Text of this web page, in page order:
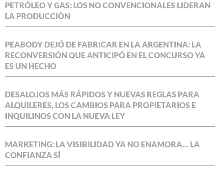
PETRÓLEO Y GAS: LOS NO CONVENCIONALES LIDERAN
LA PRODUCCIÓN
PEABODY DEJÓ DE FABRICAR EN LA ARGENTINA: LA
RECONVERSIÓN QUE ANTICIPÓ EN EL CONCURSO YA
ES UN HECHO
DESALOJOS MÁS RÁPIDOS Y NUEVAS REGLAS PARA
ALQUILERES, LOS CAMBIOS PARA PROPIETARIOS E
INQUILINOS CON LA NUEVA LEY
MARKETING: LA VISIBILIDAD YA NO ENAMORA… LA
CONFIANZA SÍ